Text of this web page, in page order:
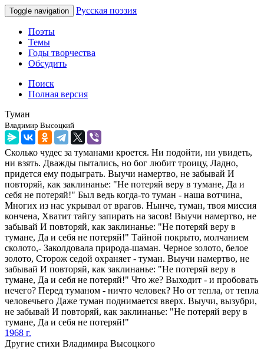
Toggle navigation Русская поэзия
Поэты
Темы
Годы творчества
Обсудить
Поиск
Полная версия
Туман
Владимир Высоцкий
Сколько чудес за туманами кроется. Ни подойти, ни увидеть,
ни взять. Дважды пытались, но бог любит троицу, Ладно,
придется ему подыграть. Выучи намертво, не забывай И
повторяй, как заклинанье: "Не потеряй веру в тумане, Да и
себя не потеряй!" Был ведь когда-то туман - наша вотчина,
Многих из нас укрывал от врагов. Нынче, туман, твоя миссия
кончена, Хватит тайгу запирать на засов! Выучи намертво, не
забывай И повторяй, как заклинанье: "Не потеряй веру в
тумане, Да и себя не потеряй!" Тайной покрыто, молчанием
сколото,- Заколдовала природа-шаман. Черное золото, белое
золото, Сторож седой охраняет - туман. Выучи намертво, не
забывай И повторяй, как заклинанье: "Не потеряй веру в
тумане, Да и себя не потеряй!" Что же? Выходит - и пробовать
нечего? Перед туманом - ничто человек? Но от тепла, от тепла
человечьего Даже туман поднимается вверх. Выучи, вызубри,
не забывай И повторяй, как заклинанье: "Не потеряй веру в
тумане, Да и себя не потеряй!"
1968 г.
Другие стихи Владимира Высоцкого